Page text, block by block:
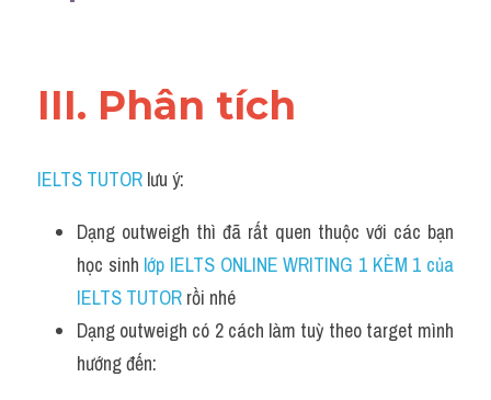
Reading
Homepage
III. Phân tích
IELTS TUTOR lưu ý:
Dạng outweigh thì đã rất quen thuộc với các bạn
học sinh lớp IELTS ONLINE WRITING 1 KÈM 1 của
IELTS TUTOR rồi nhé
Dạng outweigh có 2 cách làm tuỳ theo target mình
hướng đến: